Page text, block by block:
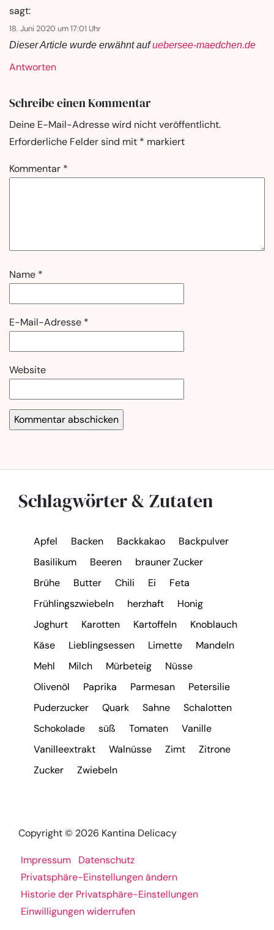
sagt:
18. Juni 2020 um 17:01 Uhr
Dieser Article wurde erwähnt aufuebersee-maedchen.de
Antworten
Schreibe einen Kommentar
Deine E-Mail-Adresse wird nicht veröffentlicht.
Erforderliche Felder sind mit * markiert
Kommentar *
Name *
E-Mail-Adresse *
Website
Schlagwörter & Zutaten
Apfel Backen Backkakao
Backpulver
Basilikum
Beeren
brauner Zucker
Brühe
Butter Chili Ei
Feta
Frühlingszwiebeln
herzhaft
Honig
Joghurt
Karotten Kartoffeln
Knoblauch
Käse
Lieblingsessen Limette
Mandeln
Mehl
Milch Mürbeteig
Nüsse
Olivenöl
Paprika Parmesan
Petersilie
Puderzucker
Quark Sahne
Schalotten
Schokolade
süß Tomaten
Vanille
Vanilleextrakt
Walnüsse Zimt
Zitrone
Zucker
Zwiebeln
Copyright © 2026 Kantina Delicacy
Impressum
Datenschutz
Privatsphäre-Einstellungen ändern
Historie der Privatsphäre-Einstellungen
Einwilligungen widerrufen